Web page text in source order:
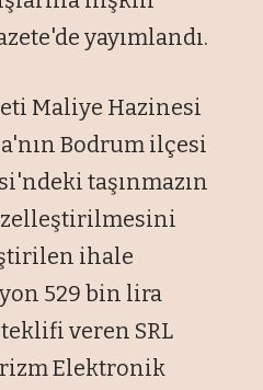
yayımlandı.
Maliye Hazinesi
Bodrum ilçesi
taşınmazın
ihale
529 bin lira
veren SRL
Elektronik